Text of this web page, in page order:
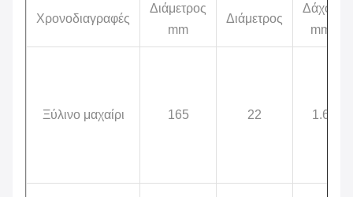
Χρονοδιαγραφές
Διάμετρος
mm
Διάμετρος
Δάχος
mm
Ξύλινο μαχαίρι 165 22 1.6